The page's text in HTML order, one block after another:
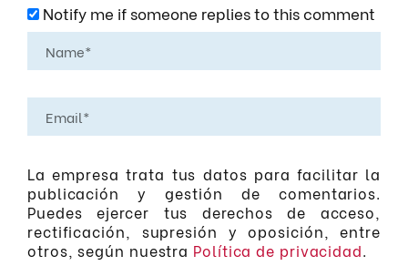
Notify me if someone replies to this comment
La empresa trata tus datos para facilitar la
publicación y gestión de comentarios.
Puedes ejercer tus derechos de acceso,
rectificación, supresión y oposición, entre
otros, según nuestra Política de privacidad.